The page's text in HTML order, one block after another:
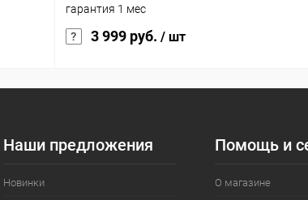
гарантия 1 мес
3 999 руб. / шт
Наши предложения
Новинки
Помощь и
О магазине